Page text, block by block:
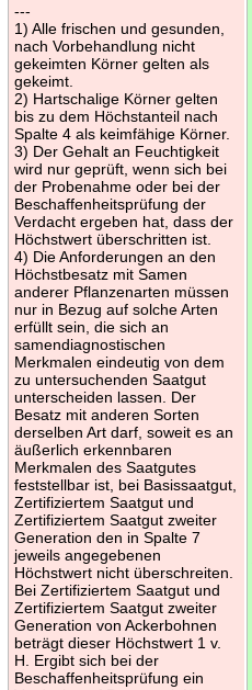
---
1) Alle frischen und gesunden,
nach Vorbehandlung nicht
gekeimten Körner gelten als
gekeimt.
2) Hartschalige Körner gelten
bis zu dem Höchstanteil nach
Spalte 4 als keimfähige Körner.
3) Der Gehalt an Feuchtigkeit
wird nur geprüft, wenn sich bei
der Probenahme oder bei der
Beschaffenheitsprüfung der
Verdacht ergeben hat, dass der
Höchstwert überschritten ist.
4) Die Anforderungen an den
Höchstbesatz mit Samen
anderer Pflanzenarten müssen
nur in Bezug auf solche Arten
erfüllt sein, die sich an
samendiagnostischen
Merkmalen eindeutig von dem
zu untersuchenden Saatgut
unterscheiden lassen. Der
Besatz mit anderen Sorten
derselben Art darf, soweit es an
äußerlich erkennbaren
Merkmalen des Saatgutes
feststellbar ist, bei Basissaatgut,
Zertifiziertem Saatgut und
Zertifiziertem Saatgut zweiter
Generation den in Spalte 7
jeweils angegebenen
Höchstwert nicht überschreiten.
Bei Zertifiziertem Saatgut und
Zertifiziertem Saatgut zweiter
Generation von Ackerbohnen
beträgt dieser Höchstwert 1 v.
H. Ergibt sich bei der
Beschaffenheitsprüfung ein